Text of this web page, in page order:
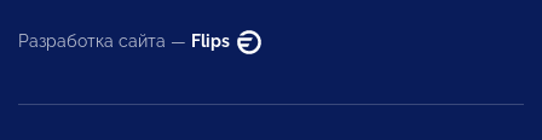
Разработка сайта — Flips